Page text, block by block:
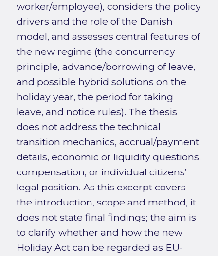
worker/employee), considers the policy
drivers and the role of the Danish
model, and assesses central features of
the new regime (the concurrency
principle, advance/borrowing of leave,
and possible hybrid solutions on the
holiday year, the period for taking
leave, and notice rules). The thesis
does not address the technical
transition mechanics, accrual/payment
details, economic or liquidity questions,
compensation, or individual citizens’
legal position. As this excerpt covers
the introduction, scope and method, it
does not state final findings; the aim is
to clarify whether and how the new
Holiday Act can be regarded as EU-